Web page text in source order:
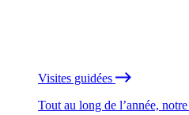
Visites guidées
Tout au long de l’année,